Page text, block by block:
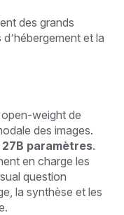
des grands
et la
weight de
des images.
27B paramètres.
en charge les
question
la synthèse et les